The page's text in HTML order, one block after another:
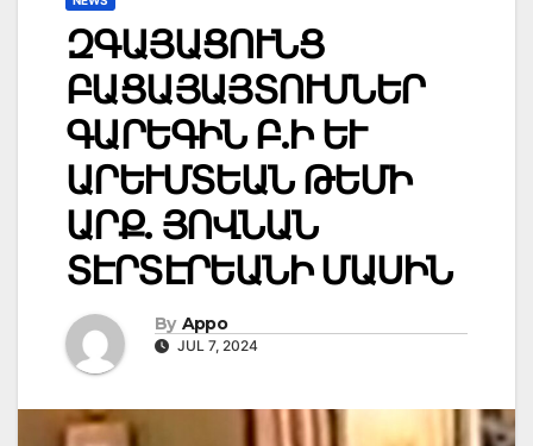
ԶԳԱՅԱՑՈՒՆՑ
ԲԱՑԱՅԱՅՏՈՒՄՆԵՐ
ԳԱՐԵԳԻՆ Բ.Ի ԵՒ
ԱՐԵՒՄՏԵԱՆ ԹԵՄԻ
ԱՐՔ. ՅՈՎՆԱՆ
ՏԷՐՏԷՐԵԱՆԻ ՄԱՍԻՆ
By Appo
JUL 7, 2024